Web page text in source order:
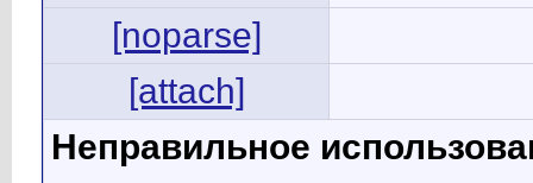
[noparse]
[attach]
Неправильное